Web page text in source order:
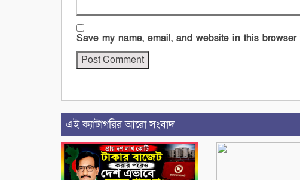
Save my name, email, and website in this
এই ক্যাটাগরির আরো সংবাদ